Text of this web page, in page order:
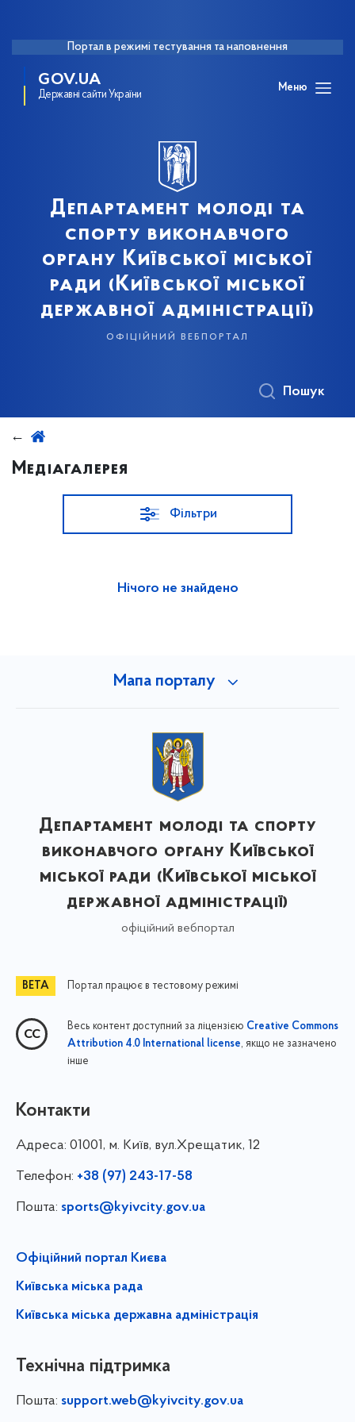
Портал в режимі тестування та наповнення
GOV.UA
Державні сайти України
Меню
Департамент молоді та
спорту виконавчого
органу Київської міської
ради (Київської міської
державної адміністрації)
офіційний вебпортал
Пошук
Медіагалерея
Фільтри
Нічого не знайдено
Мапа порталу
Департамент молоді та спорту
виконавчого органу Київської
міської ради (Київської міської
державної адміністрації)
офіційний вебпортал
Портал працює в тестовому режимі
Весь контент доступний за ліцензією Creative Commons
Attribution 4.0 International license, якщо не зазначено
інше
Контакти
Адреса: 01001, м. Київ, вул.Хрещатик, 12
Телефон: +38 (97) 243-17-58
Пошта: sports@kyivcity.gov.ua
Офіційний портал Києва
Київська міська рада
Київська міська державна адміністрація
Технічна підтримка
Пошта: support.web@kyivcity.gov.ua